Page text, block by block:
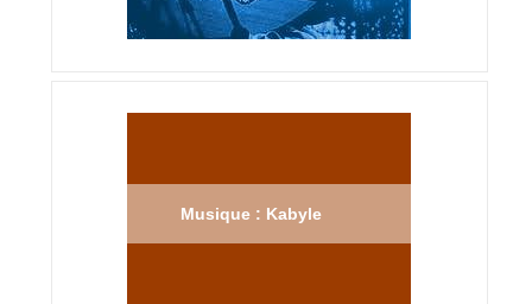
Musique : Kabyle